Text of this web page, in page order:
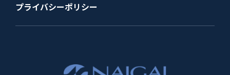
プライバシーポリシー